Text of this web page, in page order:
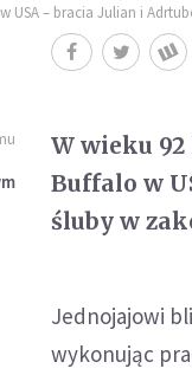
– bracia Julian i
W wieku
Buffalo w
śluby w
Jednojajowi
wykonując